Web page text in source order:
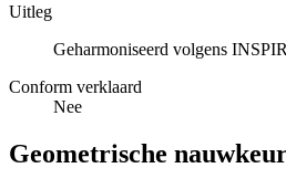
Uitleg
Geharmoniseerd volgens
Conform verklaard
Nee
Geometrische